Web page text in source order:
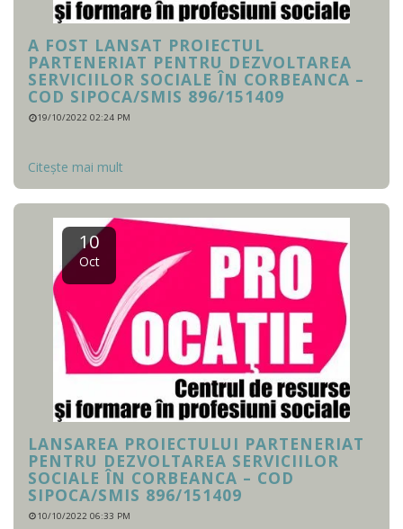
A FOST LANSAT PROIECTUL
PARTENERIAT PENTRU DEZVOLTAREA
SERVICIILOR SOCIALE ÎN CORBEANCA –
COD SIPOCA/SMIS 896/151409
19/10/2022 02:24 PM
Citește mai mult
10
Oct
LANSAREA PROIECTULUI PARTENERIAT
PENTRU DEZVOLTAREA SERVICIILOR
SOCIALE ÎN CORBEANCA – COD
SIPOCA/SMIS 896/151409
10/10/2022 06:33 PM